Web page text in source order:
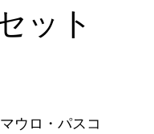
ット
ウロ・パスコ